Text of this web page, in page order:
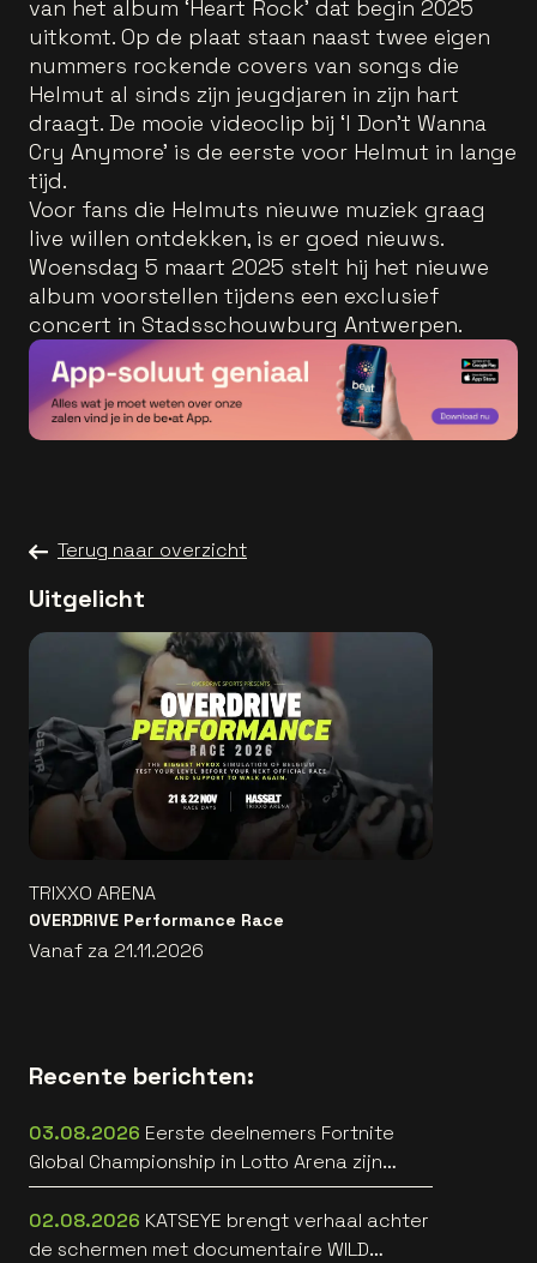
van het album ‘Heart Rock’ dat begin 2025
uitkomt. Op de plaat staan naast twee eigen
nummers rockende covers van songs die
Helmut al sinds zijn jeugdjaren in zijn hart
draagt. De mooie videoclip bij ‘I Don’t Wanna
Cry Anymore’ is de eerste voor Helmut in lange
tijd.
Voor fans die Helmuts nieuwe muziek graag
live willen ontdekken, is er goed nieuws.
Woensdag 5 maart 2025 stelt hij het nieuwe
album voorstellen tijdens een exclusief
concert in Stadsschouwburg Antwerpen.
Terug naar overzicht
Uitgelicht
TRIXXO ARENA
OVERDRIVE Performance Race
Vanaf za 21.11.2026
Recente berichten:
03.08.2026 Eerste deelnemers Fortnite
Global Championship in Lotto Arena zijn
bekend
02.08.2026 KATSEYE brengt verhaal achter
de schermen met documentaire WILD